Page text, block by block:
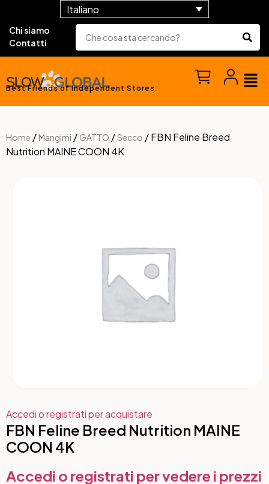
Italiano
Chi siamo
Contatti
Best Friends of Independent Stores
Home / Mangimi / GATTO /Secco / FBN Feline Breed
Nutrition MAINE COON 4K
Accedi o registrati per acquistare
FBN Feline Breed Nutrition MAINE
COON 4K
Accedi o registrati per vedere i prezzi